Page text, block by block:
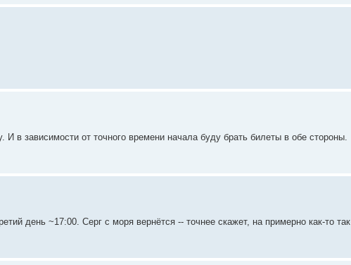
в зависимости от точного времени начала буду брать билеты в обе стороны.
день ~17:00. Серг с моря вернётся -- точнее скажет, на примерно как-то так